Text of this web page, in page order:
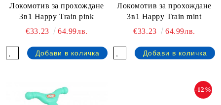
Локомотив за прохождане
3в1 Happy Train pink
€33.23
64.99лв.
Локомотив за прохождане
3в1 Happy Train mint
€33.23
64.99лв.
-12%